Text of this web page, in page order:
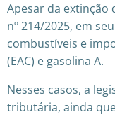
Apesar da extinção
nº 214/2025, em
combustíveis e
(EAC) e gasolina A.
Nesses casos, a
tributária, ainda